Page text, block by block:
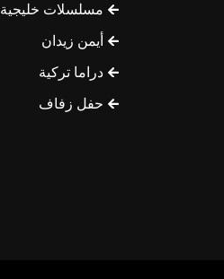
مسلسلات خليجية
أيمن زيدان
دراما تركية
حفل زفاف